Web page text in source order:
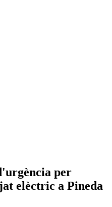
per
elèctric a Pineda